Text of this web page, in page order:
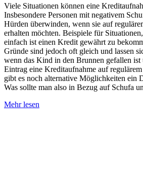
Viele Situationen können eine
Insbesondere Personen mit negativem
Hürden überwinden, wenn sie auf
erhalten möchten. Beispiele für
einfach ist einen Kredit gewährt zu
Gründe sind jedoch oft gleich und lassen
wenn das Kind in den Brunnen gefallen ist
Eintrag eine Kreditaufnahme auf
gibt es noch alternative Möglichkeiten ein
Was sollte man also in Bezug auf Schufa
Mehr lesen